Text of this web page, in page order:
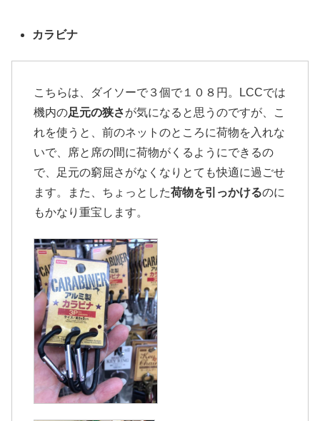
カラビナ
こちらは、ダイソーで３個で１０８円。LCCでは
機内の足元の狭さが気になると思うのですが、こ
れを使うと、前のネットのところに荷物を入れな
いで、席と席の間に荷物がくるようにできるの
で、足元の窮屈さがなくなりとても快適に過ごせ
ます。また、ちょっとした荷物を引っかけるのに
もかなり重宝します。